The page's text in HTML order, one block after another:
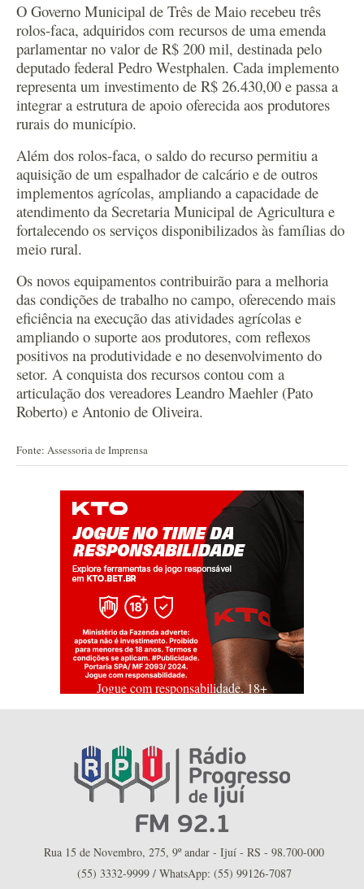
O Governo Municipal de Três de Maio recebeu três
rolos-faca, adquiridos com recursos de uma emenda
parlamentar no valor de R$ 200 mil, destinada pelo
deputado federal Pedro Westphalen. Cada implemento
representa um investimento de R$ 26.430,00 e passa a
integrar a estrutura de apoio oferecida aos produtores
rurais do município.
Além dos rolos-faca, o saldo do recurso permitiu a
aquisição de um espalhador de calcário e de outros
implementos agrícolas, ampliando a capacidade de
atendimento da Secretaria Municipal de Agricultura e
fortalecendo os serviços disponibilizados às famílias do
meio rural.
Os novos equipamentos contribuirão para a melhoria
das condições de trabalho no campo, oferecendo mais
eficiência na execução das atividades agrícolas e
ampliando o suporte aos produtores, com reflexos
positivos na produtividade e no desenvolvimento do
setor. A conquista dos recursos contou com a
articulação dos vereadores Leandro Maehler (Pato
Roberto) e Antonio de Oliveira.
Fonte: Assessoria de Imprensa
Jogue com responsabilidade. 18+
Rua 15 de Novembro, 275, 9º andar - Ijuí - RS - 98.700-000
(55) 3332-9999 / WhatsApp: (55) 99126-7087